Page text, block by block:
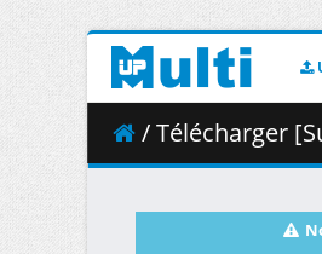
/ Télécharger